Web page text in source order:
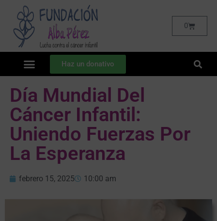
0
Haz un donativo
Día Mundial Del
Cáncer Infantil:
Uniendo Fuerzas Por
La Esperanza
febrero 15, 2025 10:00 am